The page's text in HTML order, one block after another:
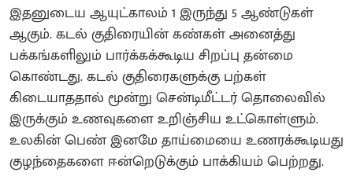
இதனுடைய ஆயுட்காலம் 1 இருந்து 5 ஆண்டுகள்
ஆகும். கடல் குதிரையின் கண்கள் அனைத்து
பக்கங்களிலும் பார்க்கக்கூடிய சிறப்பு தன்மை
கொண்டது. கடல் குதிரைகளுக்கு பற்கள்
கிடையாததால் மூன்று சென்டிமீட்டர் தொலைவில்
இருக்கும் உணவுகளை உறிஞ்சிய உட்கொள்ளும்.
உலகின் பெண் இனமே தாய்மையை உணரக்கூடியது
குழந்தைகளை ஈன்றெடுக்கும் பாக்கியம் பெற்றது.